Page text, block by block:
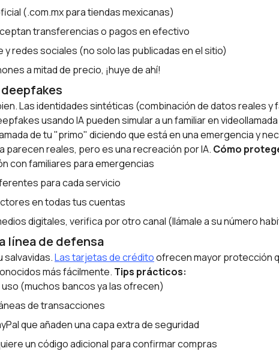
(.com.mx para tiendas mexicanas)
transferencias o pagos en efectivo
redes sociales (no solo las publicadas en el sitio)
a mitad de precio, ¡huye de ahí!
Las identidades sintéticas (combinación de datos reales y
usando IA pueden simular a un familiar en
de tu "primo" diciendo que está en una emergencia y
parecen reales, pero es una recreación por IA. Cómo
con familiares para emergencias
para cada servicio
en todas tus cuentas
digitales, verifica por otro canal (llámale a su número
línea de defensa
salvavidas.Las tarjetas de créditoofrecen mayor protección
más fácilmente. Tips prácticos:
(muchos bancos ya las ofrecen)
de transacciones
que añaden una capa extra de seguridad
un código adicional para confirmar compras